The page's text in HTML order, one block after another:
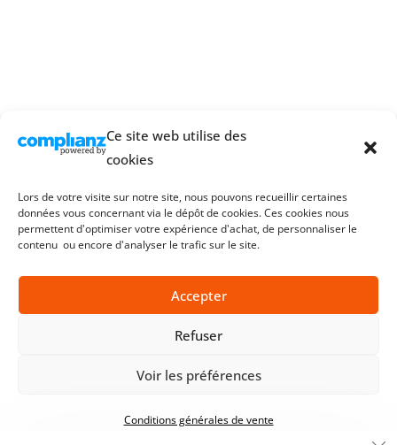
Ce site web utilise des
cookies
Lors de votre visite sur notre site, nous pouvons recueillir certaines
données vous concernant via le dépôt de cookies. Ces cookies nous
permettent d'optimiser votre expérience d'achat, de personnaliser le
contenu ou encore d'analyser le trafic sur le site.
Accepter
Refuser
Voir les préférences
Conditions générales de vente